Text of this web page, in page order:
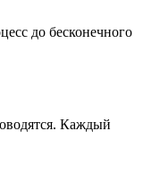
до бесконечного
Каждый